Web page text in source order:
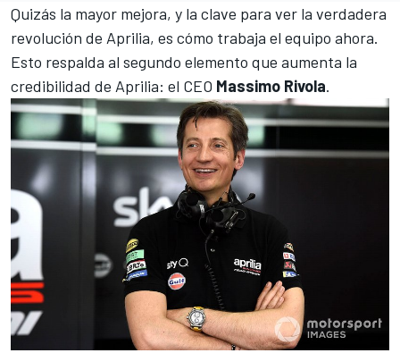
Quizás la mayor mejora, y la clave para ver la verdadera
revolución de Aprilia, es cómo trabaja el equipo ahora.
Esto respalda al segundo elemento que aumenta la
credibilidad de Aprilia: el CEO Massimo Rivola.